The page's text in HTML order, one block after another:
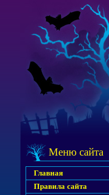
Меню сайта
Главная
Правила сайта